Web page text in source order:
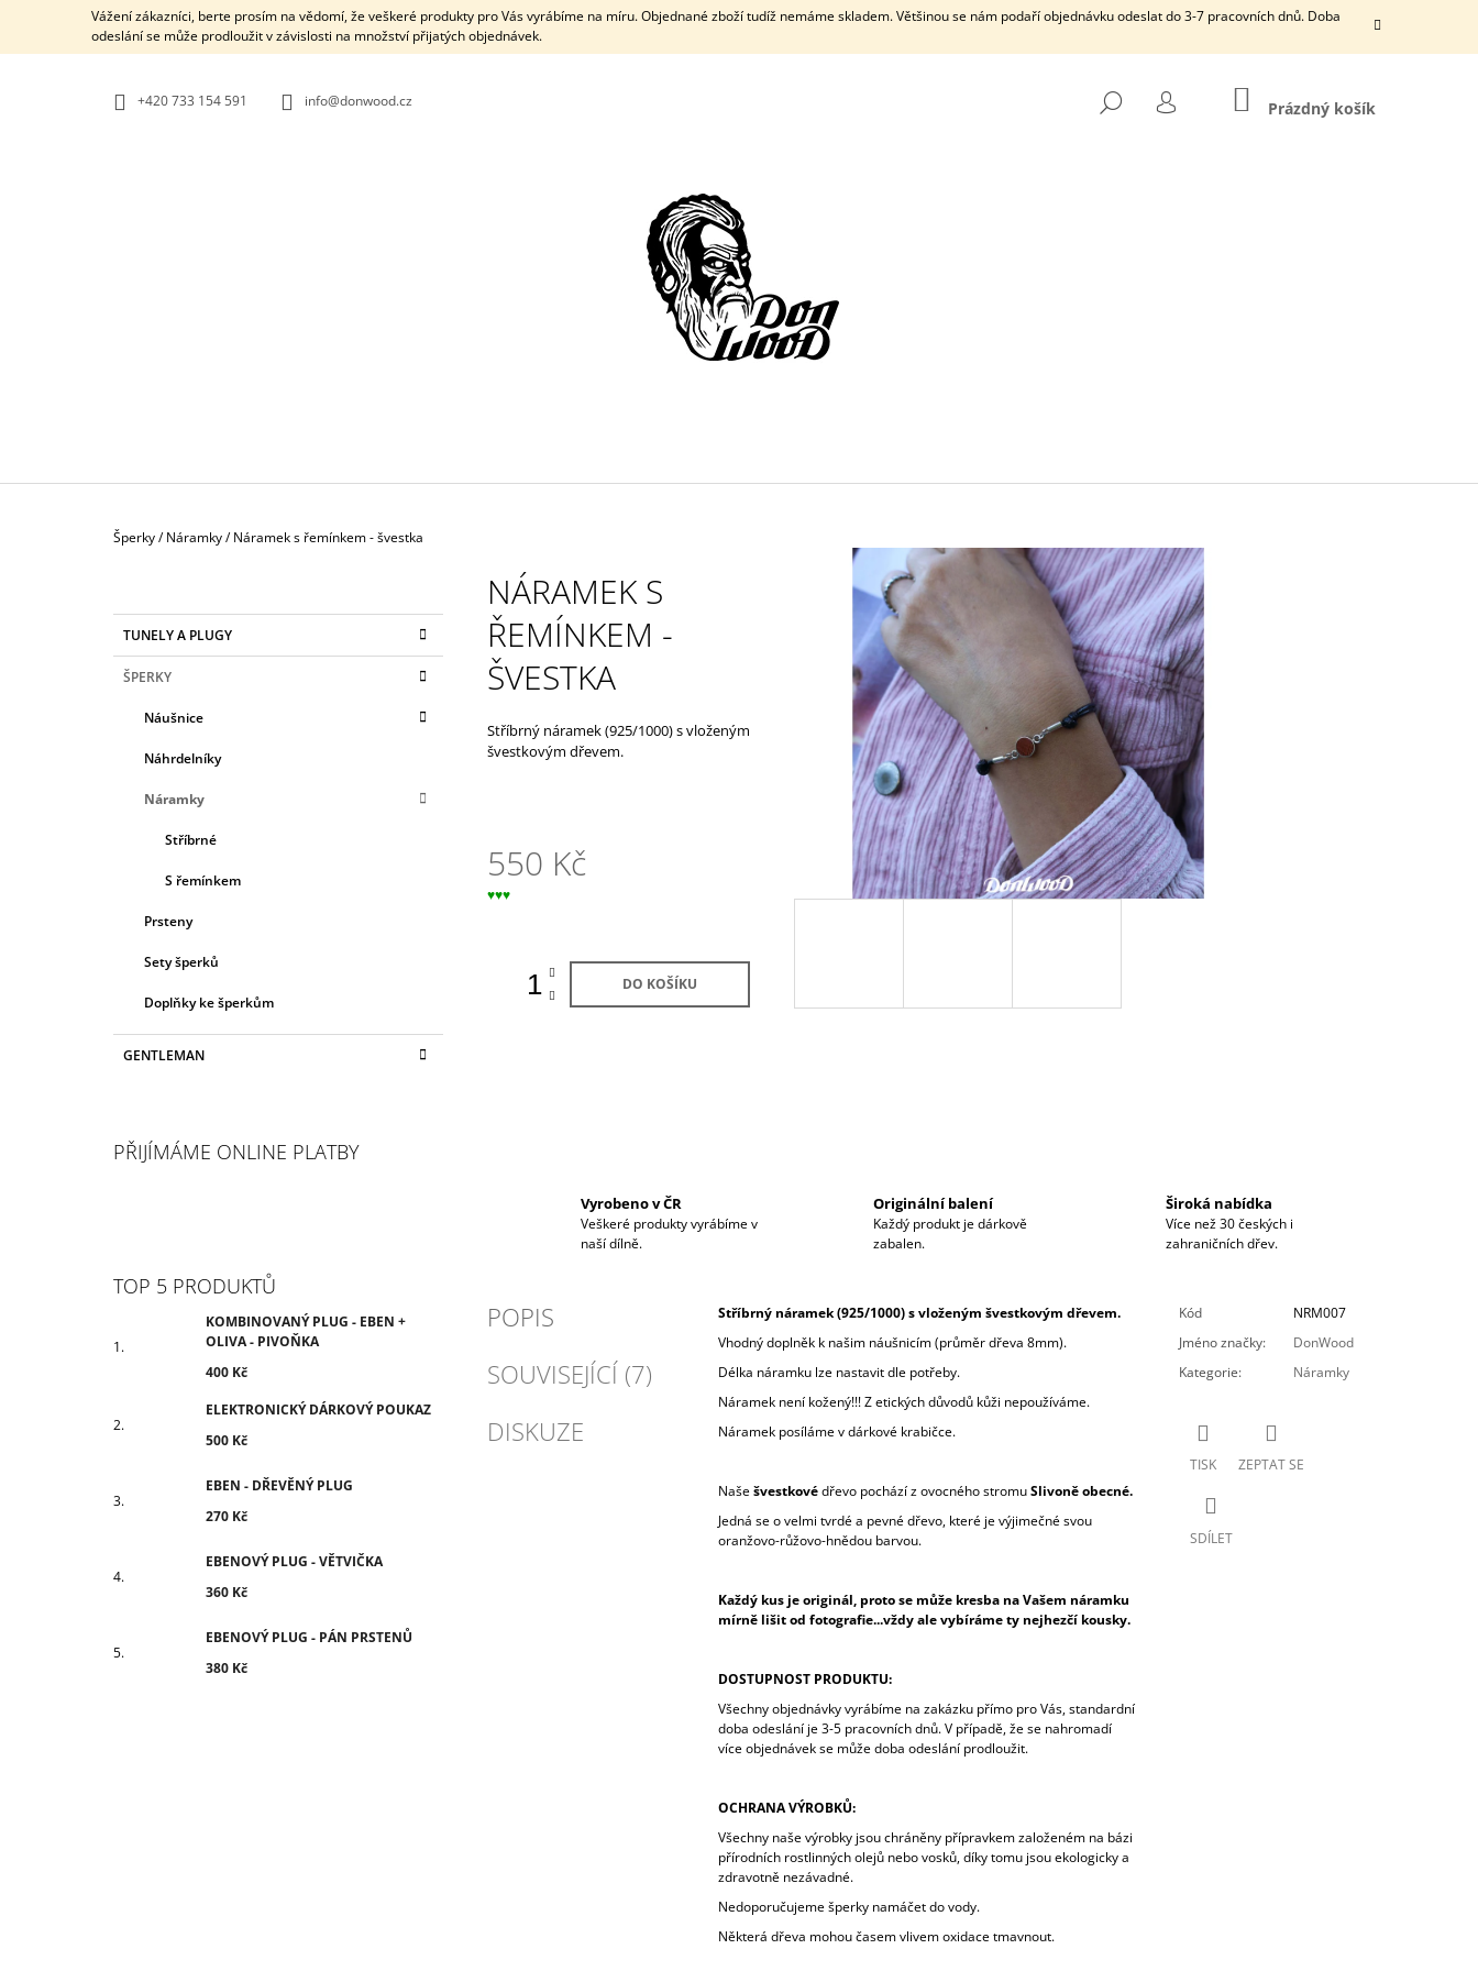
Vážení zákazníci, berte prosím na vědomí, že veškeré produkty pro Vás vyrábíme na míru. Objednané zboží tudíž nemáme skladem. Většinou se nám podaří objednávku odeslat do 3-7 pracovních dnů. Doba
odeslání se může prodloužit v závislosti na množství přijatých objednávek.
+420 733 154 591 info@donwood.cz HLEDAT
PŘIHLÁŠENÍ
NÁKUPNÍ
KOŠÍK
Prázdný košík
Domů
Šperky/ Náramky/ Náramek s řemínkem - švestka
kategorie
K
T
TUNELY A PLUGY
ŠPERKY
Náušnice
Náhrdelníky
Náramky
Stříbrné
S řemínkem
Prsteny
Sety šperků
Doplňky ke šperkům
GENTLEMAN
PŘIJÍMÁME ONLINE PLATBY
TOP 5 PRODUKTŮ
KOMBINOVANÝ PLUG - EBEN +
OLIVA - PIVOŇKA
400 Kč
ELEKTRONICKÝ DÁRKOVÝ POUKAZ
500 Kč
EBEN - DŘEVĚNÝ PLUG
270 Kč
EBENOVÝ PLUG - VĚTVIČKA
360 Kč
EBENOVÝ PLUG - PÁN PRSTENŮ
380 Kč
NÁRAMEK S
ŘEMÍNKEM -
ŠVESTKA
Stříbrný náramek (925/1000) s vloženým
švestkovým dřevem.
550 Kč
Měrná
♥♥♥
DO KOŠÍKU
Vyrobeno v ČR
Veškeré produkty vyrábíme v
naší dílně.
Originální balení
Každý produkt je dárkově
zabalen.
Široká nabídka
Více než 30 českých i
zahraničních dřev.
POPIS
SOUVISEJÍCÍ (7)
DISKUZE
Stříbrný náramek (925/1000) s vloženým švestkovým dřevem.
Vhodný doplněk k našim náušnicím (průměr dřeva 8mm).
Délka náramku lze nastavit dle potřeby.
Náramek není kožený!!! Z etických důvodů kůži nepoužíváme.
Náramek posíláme v dárkové krabičce.
Našešvestkovédřevo pochází z ovocného stromuSlivoně obecné.
Jedná se o velmi tvrdé a pevné dřevo, které je výjimečné svou
oranžovo-růžovo-hnědou barvou.
Každý kus je originál, proto se může kresba na Vašem náramku
mírně lišit od fotografie...vždy ale vybíráme ty nejhezčí kousky.
DOSTUPNOST PRODUKTU:
Všechny objednávky vyrábíme na zakázku přímo pro Vás, standardní
doba odeslání je 3-5 pracovních dnů. V případě, že se nahromadí
více objednávek se může doba odeslání prodloužit.
OCHRANA VÝROBKŮ:
Všechny naše výrobky jsou chráněny přípravkem založeném na bázi
přírodních rostlinných olejů nebo vosků, díky tomu jsou ekologicky a
zdravotně nezávadné.
Nedoporučujeme šperky namáčet do vody.
Některá dřeva mohou časem vlivem oxidace tmavnout.
Kód
NRM007
Jméno značky:
DonWood
Kategorie: Náramky
TISK ZEPTAT SE
SDÍLET
ZPĚT
DO
ZPĚT
DO
DOPORUČUJEME
500 Kč
270 Kč